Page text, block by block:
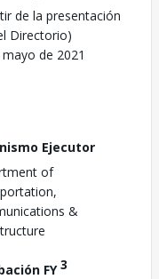
de la presentación
Directorio)
de 2021
Ejecutor
of
&
FY3